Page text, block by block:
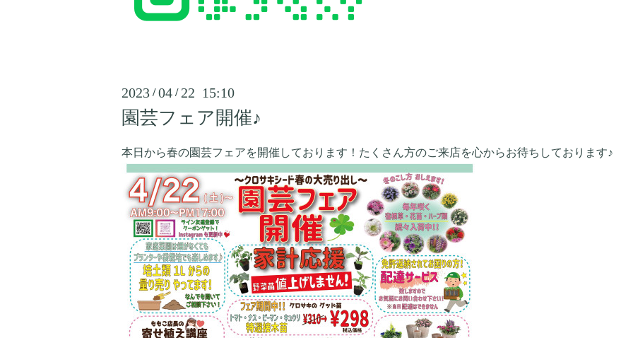
2023 /04 / 22 15:10
園芸フェア開催♪
本日から春の園芸フェアを開催しております！たくさん方のご来店を心からお待ちしております♪